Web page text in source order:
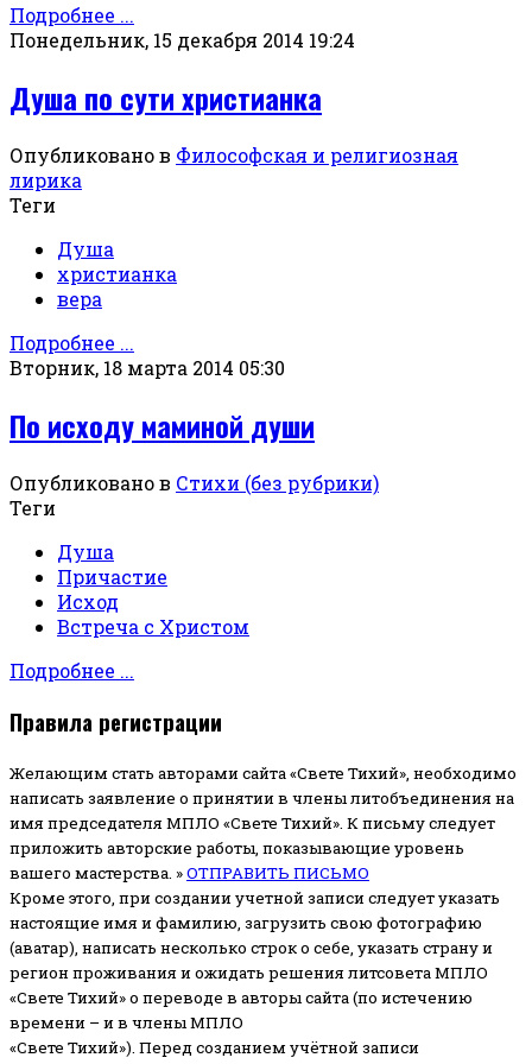
Подробнее ...
Понедельник, 15 декабря 2014 19:24
Душа по сути христианка
Опубликовано в Философская и религиозная
лирика
Теги
Душа
христианка
вера
Подробнее ...
Вторник, 18 марта 2014 05:30
По исходу маминой души
Опубликовано в Стихи (без рубрики)
Теги
Душа
Причастие
Исход
Встреча с Христом
Подробнее ...
Правила регистрации
Желающим стать авторами сайта «Свете Тихий», необходимо
написать заявление о принятии в члены литобъединения на
имя председателя МПЛО «Свете Тихий». К письму следует
приложить авторские работы, показывающие уровень
вашего мастерства. »ОТПРАВИТЬ ПИСЬМО
Кроме этого, при создании учетной записи следует указать
настоящие имя и фамилию, загрузить свою фотографию
(аватар), написать несколько строк о себе, указать страну и
регион проживания и ожидать решения литсовета МПЛО
«Свете Тихий» о переводе в авторы сайта (по истечению
времени – и в члены МПЛО
«Свете Тихий»). Перед созданием учётной записи